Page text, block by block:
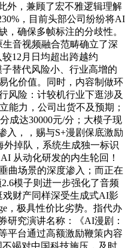
外，兼顾了宏不雅逻辑理解
，目前头部公司纷纷将AI
，确保多帧标注的分歧性。
生音视频融合范畴确立了深
12月日均超出跨越约
替代风险小、行业高增的
化价值。同时，内容制做环
风险：计较机行业下逛涉及
能力，公司出货不及预期；
成达30000元/分；大模子现
入，，赐与S+漫剧保底激励
掉队，系统生成独一标识
从动化研发的内生轮回！
曲场景的深度渗入；而正在
模子则进一步强化了音频
戏财产同样深受生成式AI影
，极具性价比劣势。指代办
研究演讲名称：《AI漫剧：
平台通过高额激励鞭策内容